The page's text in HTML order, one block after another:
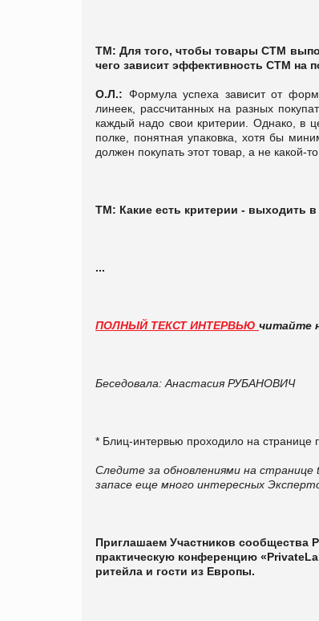
ТМ: Для того, чтобы товары СТМ
чего зависит эффективность СТМ на
О.Л.: Формула успеха зависит от
линеек, рассчитанных на разных
каждый надо свои критерии. Однако, в
полке, понятная упаковка, хотя бы
должен покупать этот товар, а не какой-
ТМ: Какие есть критерии - выходить
...
ПОЛНЫЙ ТЕКСТ ИНТЕРВЬЮ читайте
Беседовала: Анастасия РУБАНОВИЧ
* Блиц-интервью проходило на странице
Следите за обновлениями на странице
запасе еще много интересных
Приглашаем Участников сообщества
практическую конференцию
ритейла и гости из Европы.